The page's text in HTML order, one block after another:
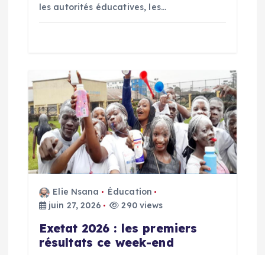
les autorités éducatives, les…
Elie Nsana
Éducation
juin 27, 2026
290 views
Exetat 2026 : les premiers
résultats ce week-end